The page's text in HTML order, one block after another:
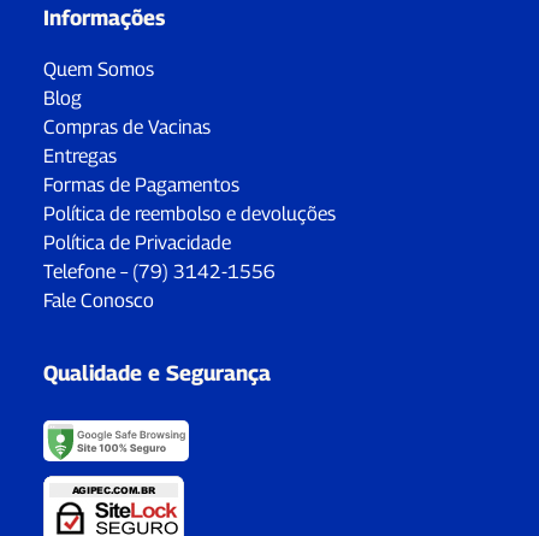
Informações
Quem Somos
Blog
Compras de Vacinas
Entregas
Formas de Pagamentos
Política de reembolso e devoluções
Política de Privacidade
Telefone – (79) 3142-1556
Fale Conosco
Qualidade e Segurança